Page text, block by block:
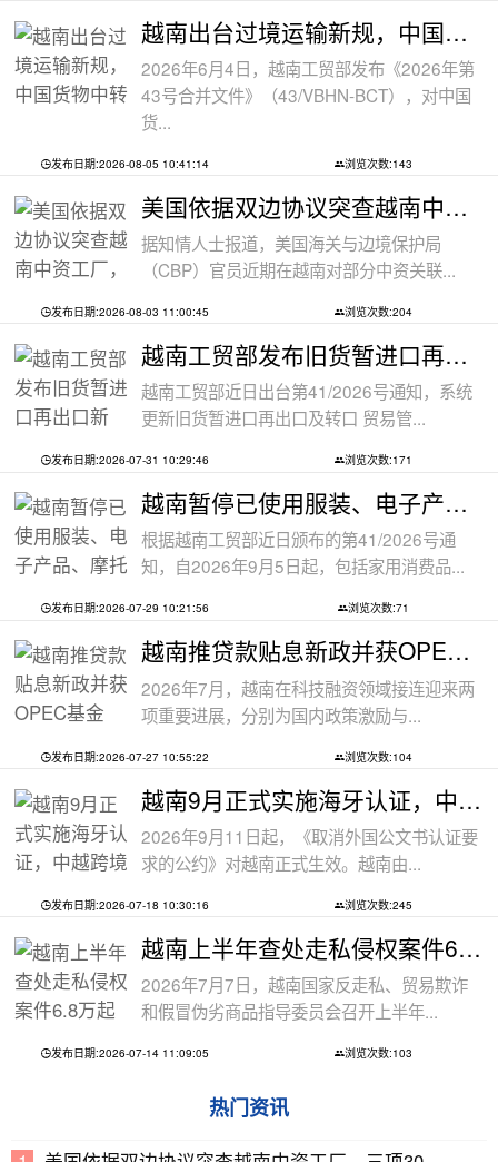
越南出台过境运输新规，中国货物中转通
2026年6月4日，越南工贸部发布《2026年第
43号合并文件》（43/VBHN-BCT），对中国
货...
发布日期:2026-08-05 10:41:14 浏览次数:143
美国依据双边协议突查越南中资工厂，三
据知情人士报道，美国海关与边境保护局
（CBP）官员近期在越南对部分中资关联...
发布日期:2026-08-03 11:00:45 浏览次数:204
越南工贸部发布旧货暂进口再出口新规：
越南工贸部近日出台第41/2026号通知，系统
更新旧货暂进口再出口及转口 贸易管...
发布日期:2026-07-31 10:29:46 浏览次数:171
越南暂停已使用服装、电子产品、摩托车
根据越南工贸部近日颁布的第41/2026号通
知，自2026年9月5日起，包括家用消费品...
发布日期:2026-07-29 10:21:56 浏览次数:71
越南推贷款贴息新政并获OPEC基金5000万美
2026年7月，越南在科技融资领域接连迎来两
项重要进展，分别为国内政策激励与...
发布日期:2026-07-27 10:55:22 浏览次数:104
越南9月正式实施海牙认证，中越跨境文件
2026年9月11日起，《取消外国公文书认证要
求的公约》对越南正式生效。越南由...
发布日期:2026-07-18 10:30:16 浏览次数:245
越南上半年查处走私侵权案件6.8万起
2026年7月7日，越南国家反走私、贸易欺诈
和假冒伪劣商品指导委员会召开上半年...
发布日期:2026-07-14 11:09:05 浏览次数:103
热门资讯